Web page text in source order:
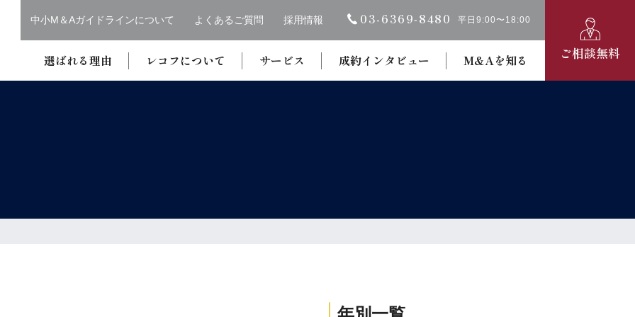
中小M＆Aガイドラインについて よくあるご質問 採用情報 03-6369‐8480 平日9:00〜18:00
選ばれる理由 レコフについて サービス 成約インタビュー M&Aを知る ご相談無料